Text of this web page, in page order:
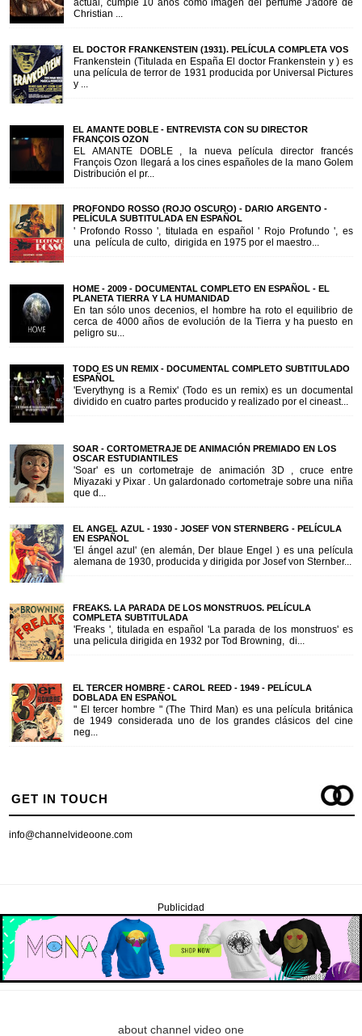
actual, cumple 10 años como imagen del perfume J'adore de
Christian ...
EL DOCTOR FRANKENSTEIN (1931). PELÍCULA COMPLETA VOS
Frankenstein (Titulada en España El doctor Frankenstein y ) es
una película de terror de 1931 producida por Universal Pictures
y ...
EL AMANTE DOBLE - ENTREVISTA CON SU DIRECTOR
FRANÇOIS OZON
EL AMANTE DOBLE , la nueva película director francés
François Ozon llegará a los cines españoles de la mano Golem
Distribución el pr...
PROFONDO ROSSO (ROJO OSCURO) - DARIO ARGENTO -
PELÍCULA SUBTITULADA EN ESPAÑOL
' Profondo Rosso ', titulada en español ' Rojo Profundo ', es
una película de culto, dirigida en 1975 por el maestro...
HOME - 2009 - DOCUMENTAL COMPLETO EN ESPAÑOL - EL
PLANETA TIERRA Y LA HUMANIDAD
En tan sólo unos decenios, el hombre ha roto el equilibrio de
cerca de 4000 años de evolución de la Tierra y ha puesto en
peligro su...
TODO ES UN REMIX - DOCUMENTAL COMPLETO SUBTITULADO
ESPAÑOL
'Everythyng is a Remix' (Todo es un remix) es un documental
dividido en cuatro partes producido y realizado por el cineast...
SOAR - CORTOMETRAJE DE ANIMACIÓN PREMIADO EN LOS
OSCAR ESTUDIANTILES
'Soar' es un cortometraje de animación 3D , cruce entre
Miyazaki y Pixar . Un galardonado cortometraje sobre una niña
que d...
EL ANGEL AZUL - 1930 - JOSEF VON STERNBERG - PELÍCULA
EN ESPAÑOL
'El ángel azul' (en alemán, Der blaue Engel ) es una película
alemana de 1930, producida y dirigida por Josef von Sternber...
FREAKS. LA PARADA DE LOS MONSTRUOS. PELÍCULA
COMPLETA SUBTITULADA
'Freaks ', titulada en español 'La parada de los monstruos' es
una pelicula dirigida en 1932 por Tod Browning, di...
EL TERCER HOMBRE - CAROL REED - 1949 - PELÍCULA
DOBLADA EN ESPAÑOL
" El tercer hombre " (The Third Man) es una película británica
de 1949 considerada uno de los grandes clásicos del cine
neg...
GET IN TOUCH
info@channelvideoone.com
Publicidad
about channel video one